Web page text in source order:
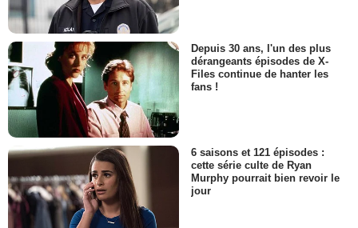
Depuis 30 ans, l'un des plus
dérangeants épisodes de X-
Files continue de hanter les
fans !
6 saisons et 121 épisodes :
cette série culte de Ryan
Murphy pourrait bien revoir le
jour